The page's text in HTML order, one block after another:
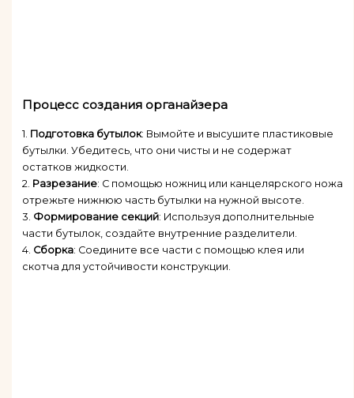
Процесс создания органайзера
1. Подготовка бутылок: Вымойте и высушите пластиковые
бутылки. Убедитесь, что они чисты и не содержат
остатков жидкости.
2. Разрезание: С помощью ножниц или канцелярского ножа
отрежьте нижнюю часть бутылки на нужной высоте.
3. Формирование секций: Используя дополнительные
части бутылок, создайте внутренние разделители.
4. Сборка: Соедините все части с помощью клея или
скотча для устойчивости конструкции.